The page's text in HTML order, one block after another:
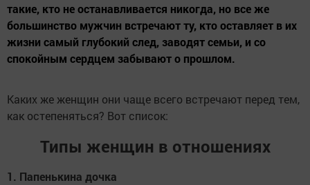
такие, кто не останавливается никогда, но все же
большинство мужчин встречают ту, кто оставляет в их
жизни самый глубокий след, заводят семьи, и со
спокойным сердцем забывают о прошлом.
Каких же женщин они чаще всего встречают перед тем,
как остепеняться? Вот список:
Типы женщин в отношениях
1. Папенькина дочка